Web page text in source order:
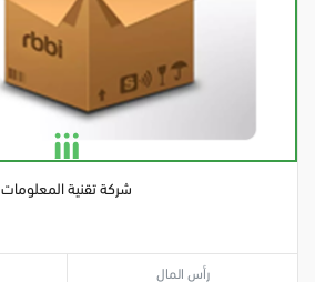
شركة تقنية المعلومات
رأس المال